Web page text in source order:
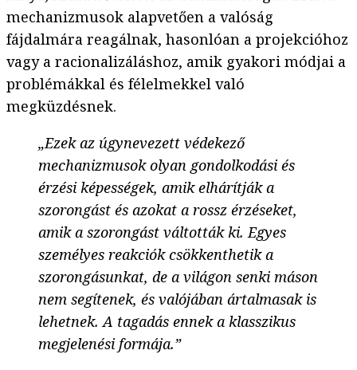
mechanizmusok alapvetően a valóság
fájdalmára reagálnak, hasonlóan a projekcióhoz
vagy a racionalizáláshoz, amik gyakori módjai a
problémákkal és félelmekkel való
megküzdésnek.
„Ezek az úgynevezett védekező
mechanizmusok olyan gondolkodási és
érzési képességek, amik elhárítják a
szorongást és azokat a rossz érzéseket,
amik a szorongást váltották ki. Egyes
személyes reakciók csökkenthetik a
szorongásunkat, de a világon senki máson
nem segítenek, és valójában ártalmasak is
lehetnek. A tagadás ennek a klasszikus
megjelenési formája.”